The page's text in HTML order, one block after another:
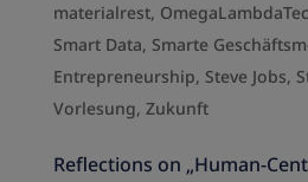
materialrest, OmegaLambdaTec
Smart Data, Smarte
Entrepreneurship, Steve Jobs,
Vorlesung, Zukunft
Reflections on „Human-